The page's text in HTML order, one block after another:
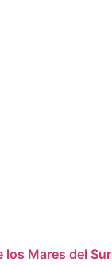
los Mares del Sur